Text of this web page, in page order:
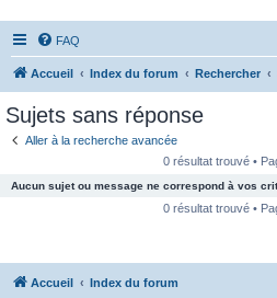
FAQ
Accueil Index du forum Rechercher
Sujets sans réponse
Aller à la recherche avancée
0 résultat trouvé •
Aucun sujet ou message ne correspond à vos
0 résultat trouvé •
Accueil Index du forum